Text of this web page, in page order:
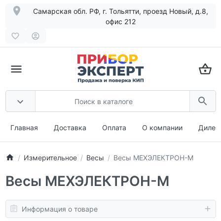
Самарская обл. РФ, г. Тольятти, проезд Новый, д.8,
офис 212
Главная Доставка Оплата О компании
Измерительное Весы Весы МЕХЭЛЕКТРОН-М
Весы МЕХЭЛЕКТРОН-М
Информация о товаре